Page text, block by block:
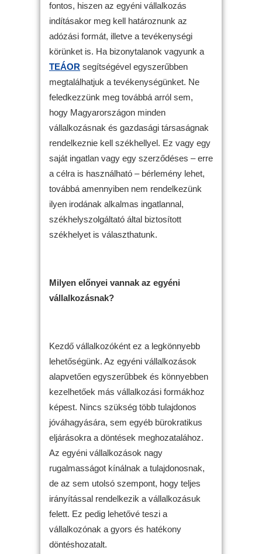
fontos, hiszen az egyéni vállalkozás
indításakor meg kell határoznunk az
adózási formát, illetve a tevékenységi
körünket is. Ha bizonytalanok vagyunk a
TEÁOR segítségével egyszerűbben
megtalálhatjuk a tevékenységünket. Ne
feledkezzünk meg továbbá arról sem,
hogy Magyarországon minden
vállalkozásnak és gazdasági társaságnak
rendelkeznie kell székhellyel. Ez vagy egy
saját ingatlan vagy egy szerződéses – erre
a célra is használható – bérlemény lehet,
továbbá amennyiben nem rendelkezünk
ilyen irodának alkalmas ingatlannal,
székhelyszolgáltató által biztosított
székhelyet is választhatunk.
Milyen előnyei vannak az egyéni
vállalkozásnak?
Kezdő vállalkozóként ez a legkönnyebb
lehetőségünk. Az egyéni vállalkozások
alapvetően egyszerűbbek és könnyebben
kezelhetőek más vállalkozási formákhoz
képest. Nincs szükség több tulajdonos
jóváhagyására, sem egyéb bürokratikus
eljárásokra a döntések meghozatalához.
Az egyéni vállalkozások nagy
rugalmasságot kínálnak a tulajdonosnak,
de az sem utolsó szempont, hogy teljes
irányítással rendelkezik a vállalkozásuk
felett. Ez pedig lehetővé teszi a
vállalkozónak a gyors és hatékony
döntéshozatalt.